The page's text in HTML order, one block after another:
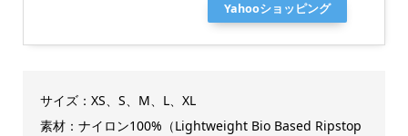
Yahooショッピング
サイズ：XS、S、M、L、XL
素材：ナイロン100%（Lightweight Bio Based Ripstop